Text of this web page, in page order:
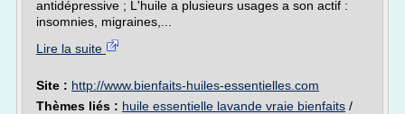
antidépressive ; L'huile a plusieurs usages a son actif :
insomnies, migraines,...
Lire la suite
Site : http://www.bienfaits-huiles-essentielles.com
Thèmes liés : huile essentielle lavande vraie bienfaits /